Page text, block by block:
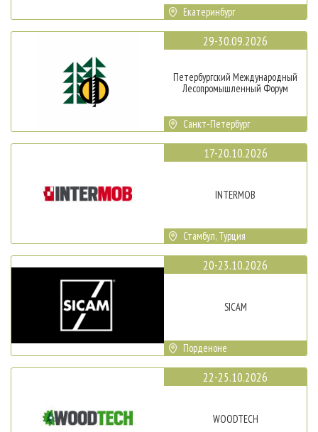
Екатеринбург
29-30.09.2026
Петербургский Международный
Лесопромышленный Форум
Санкт-Петербург
17-20.10.2026
INTERMOB
Стамбул, Турция
20-23.10.2026
SICAM
Порденоне
22-25.10.2026
WOODTECH